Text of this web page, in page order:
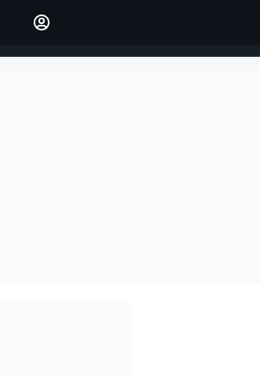
INICIAR SESIÓN